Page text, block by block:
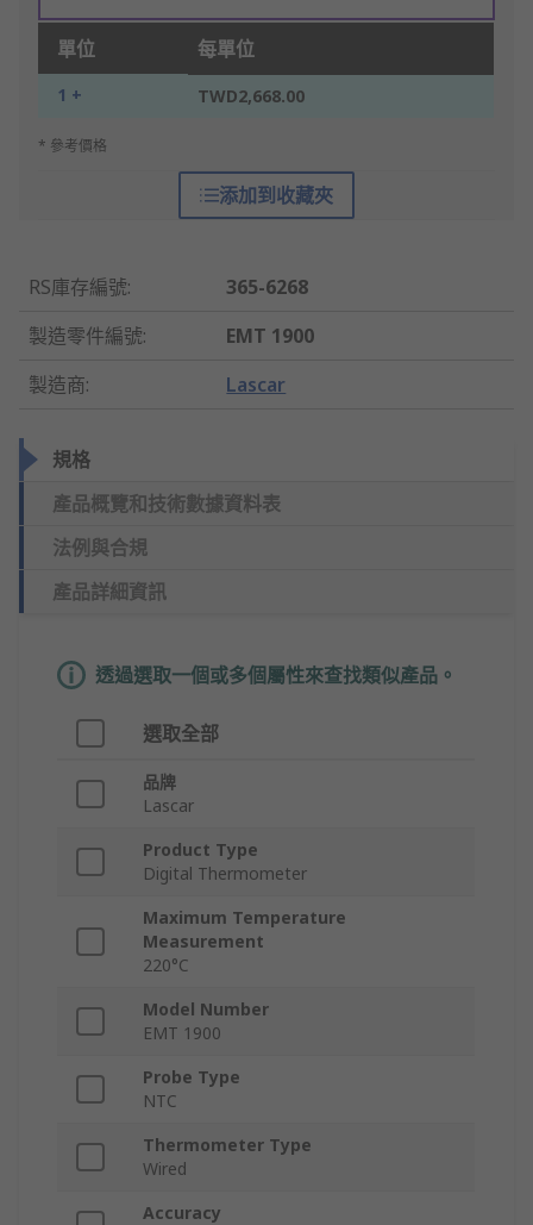
單位 每單位
1 + TWD2,668.00
* 參考價格
添加到收藏夾
RS庫存編號:
365-6268
製造零件編號:
EMT 1900
製造商: Lascar
規格
產品概覽和技術數據資料表
法例與合規
產品詳細資訊
透過選取一個或多個屬性來查找類似產品。
選取全部
品牌
Lascar
Product Type
Digital Thermometer
Maximum Temperature
Measurement
220°C
Model Number
EMT 1900
Probe Type
NTC
Thermometer Type
Wired
Accuracy